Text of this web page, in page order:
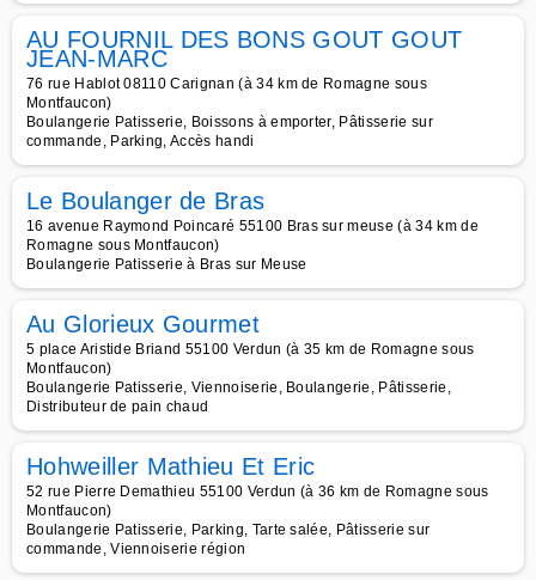
AU FOURNIL DES BONS GOUT GOUT
JEAN-MARC
76 rue Hablot 08110 Carignan (à 34 km de Romagne sous
Montfaucon)
Boulangerie Patisserie, Boissons à emporter, Pâtisserie sur
commande, Parking, Accès handi
Le Boulanger de Bras
16 avenue Raymond Poincaré 55100 Bras sur meuse (à 34 km de
Romagne sous Montfaucon)
Boulangerie Patisserie à Bras sur Meuse
Au Glorieux Gourmet
5 place Aristide Briand 55100 Verdun (à 35 km de Romagne sous
Montfaucon)
Boulangerie Patisserie, Viennoiserie, Boulangerie, Pâtisserie,
Distributeur de pain chaud
Hohweiller Mathieu Et Eric
52 rue Pierre Demathieu 55100 Verdun (à 36 km de Romagne sous
Montfaucon)
Boulangerie Patisserie, Parking, Tarte salée, Pâtisserie sur
commande, Viennoiserie région